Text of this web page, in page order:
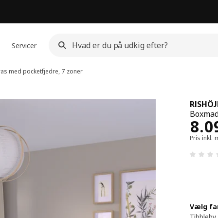
Servicer
med pocketfjedre, 7 zoner
Pris inkl.
Vælg